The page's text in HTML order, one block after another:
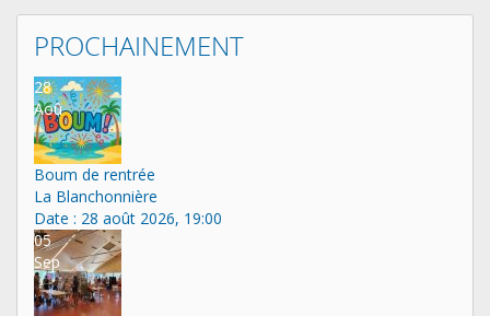
PROCHAINEMENT
28
Aoû
Boum de rentrée
La Blanchonnière
Date : 28 août 2026, 19:00
05
Sep